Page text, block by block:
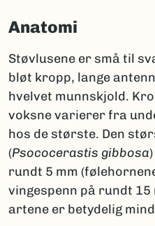
Anatomi
Støvlusene er små til
bløt kropp, lange
hvelvet munnskjold.
voksne varierer fra
hos de største. Den
(Psococerastis gibbosa
rundt 5 mm
vingespenn på rundt 15
artene er betydelig